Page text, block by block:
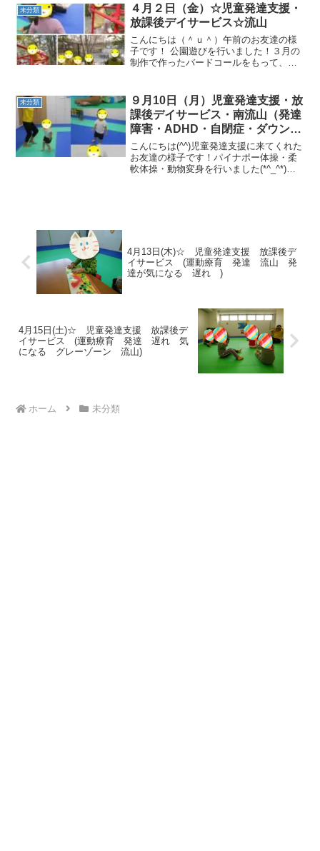
フープジャンプ・鉄棒つばめ・障害物動
物歩き・グーパージャンプ...
未分類
４月２日（金）☆児童発達支援・
放課後デイサービス☆流山
こんにちは（＾ｕ＾）午前のお友達の様
子です！ 公園遊びを行いました！３月の
制作で作ったバードコールをもって、鳥
す！準備体操、柔軟体操、動物変身、サ
ーキットでは、ぽ...
未分類
９月10日（月）児童発達支援・放
課後デイサービス・南流山（発達
障害・ADHD・自閉症・ダウン
症・姿勢が悪い・体幹・粗大運
動・発語）
こんにちは(^^)児童発達支援に来てくれた
お友達の様子です！パイナポー体操・柔
軟体操・動物変身を行いました(*^_^*)サ
4月13日(木)☆ 児童発達支援 放課後デ
イサービス (運動療育 発達 流山 発
達が気になる 遅れ )
4月15日(土)☆ 児童発達支援 放課後デ
イサービス (運動療育 発達 遅れ 気
になる グレーゾーン 流山)
ホーム 未分類